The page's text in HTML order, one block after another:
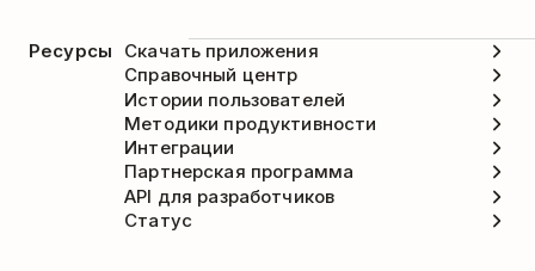
Ресурсы
Скачать приложения
Справочный центр
Истории пользователей
Методики продуктивности
Интеграции
Партнерская программа
API для разработчиков
Статус